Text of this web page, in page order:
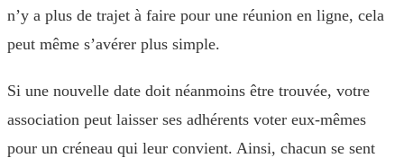
n’y a plus de trajet à faire pour une réunion en ligne, cela
peut même s’avérer plus simple.
Si une nouvelle date doit néanmoins être trouvée, votre
association peut laisser ses adhérents voter eux-mêmes
pour un créneau qui leur convient. Ainsi, chacun se sent